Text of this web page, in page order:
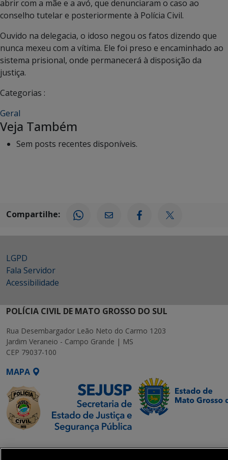
abrir com a mãe e a avó, que denunciaram o caso ao
conselho tutelar e posteriormente à Polícia Civil.
Ouvido na delegacia, o idoso negou os fatos dizendo que
nunca mexeu com a vítima. Ele foi preso e encaminhado ao
sistema prisional, onde permanecerá à disposição da
justiça.
Categorias :
Geral
Veja Também
Sem posts recentes disponíveis.
Compartilhe:
LGPD
Fala Servidor
Acessibilidade
POLÍCIA CIVIL DE MATO GROSSO DO SUL
Rua Desembargador Leão Neto do Carmo 1203
Jardim Veraneio - Campo Grande | MS
CEP 79037-100
MAPA